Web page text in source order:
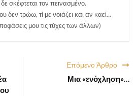
σκέφτεται τον πεινασμένο.
δεν τρώω, τί με νοιάζει και αν καεί…
μου τις τύχες των άλλων)
Επόμενο Άρθρο
Μια «ενόχληση»…